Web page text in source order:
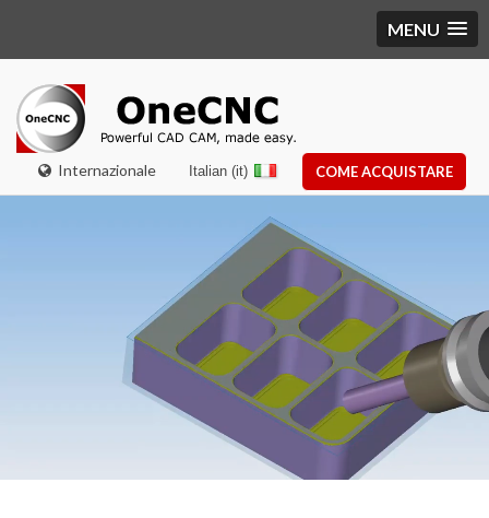
MENU
Internazionale COME ACQUISTARE
Italian (it)